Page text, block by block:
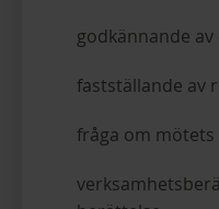
godkännande
fastställande av
fråga om